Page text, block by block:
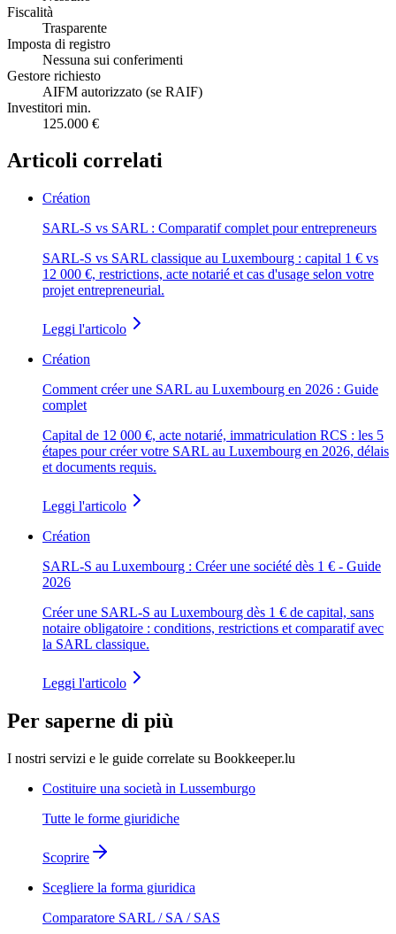
Fiscalità
Trasparente
Imposta di registro
Nessuna sui conferimenti
Gestore richiesto
AIFM autorizzato (se RAIF)
Investitori min.
125.000 €
Articoli correlati
Création
SARL-S vs SARL : Comparatif complet pour entrepreneurs
SARL-S vs SARL classique au Luxembourg : capital 1 € vs
12 000 €, restrictions, acte notarié et cas d'usage selon votre
projet entrepreneurial.
Leggi l'articolo
Création
Comment créer une SARL au Luxembourg en 2026 : Guide
complet
Capital de 12 000 €, acte notarié, immatriculation RCS : les 5
étapes pour créer votre SARL au Luxembourg en 2026, délais
et documents requis.
Leggi l'articolo
Création
SARL-S au Luxembourg : Créer une société dès 1 € - Guide
2026
Créer une SARL-S au Luxembourg dès 1 € de capital, sans
notaire obligatoire : conditions, restrictions et comparatif avec
la SARL classique.
Leggi l'articolo
Per saperne di più
I nostri servizi e le guide correlate su Bookkeeper.lu
Costituire una società in Lussemburgo
Tutte le forme giuridiche
Scoprire
Scegliere la forma giuridica
Comparatore SARL / SA / SAS